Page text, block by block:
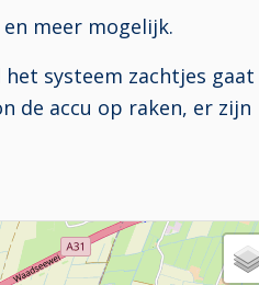
meer mogelijk.
systeem zachtjes gaat
de accu op raken, er zijn